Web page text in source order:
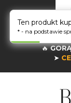
🔥
➤
Ten produkt
* - na podstawie